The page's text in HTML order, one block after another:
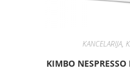
KANCELARIJA,
KIMBO